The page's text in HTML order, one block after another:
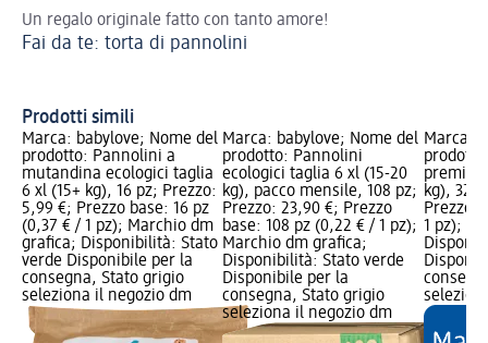
Un regalo originale fatto con tanto amore!
Fai da te: torta di pannolini
Prodotti simili
Marca: babylove; Nome del
prodotto: Pannolini a
mutandina ecologici taglia
6 xl (15+ kg), 16 pz; Prezzo:
5,99 €; Prezzo base: 16 pz
(0,37 € / 1 pz); Marchio dm
grafica; Disponibilità: Stato
verde Disponibile per la
consegna, Stato grigio
seleziona il negozio dm
Marca: babylove; Nome del
prodotto: Pannolini
ecologici taglia 6 xl (15-20
kg), pacco mensile, 108 pz;
Prezzo: 23,90 €; Prezzo
base: 108 pz (0,22 € / 1 pz);
Marchio dm grafica;
Disponibilità: Stato verde
Disponibile per la
consegna, Stato grigio
seleziona il negozio dm
Marca:
kg), 32
Prezzo
1 pz);